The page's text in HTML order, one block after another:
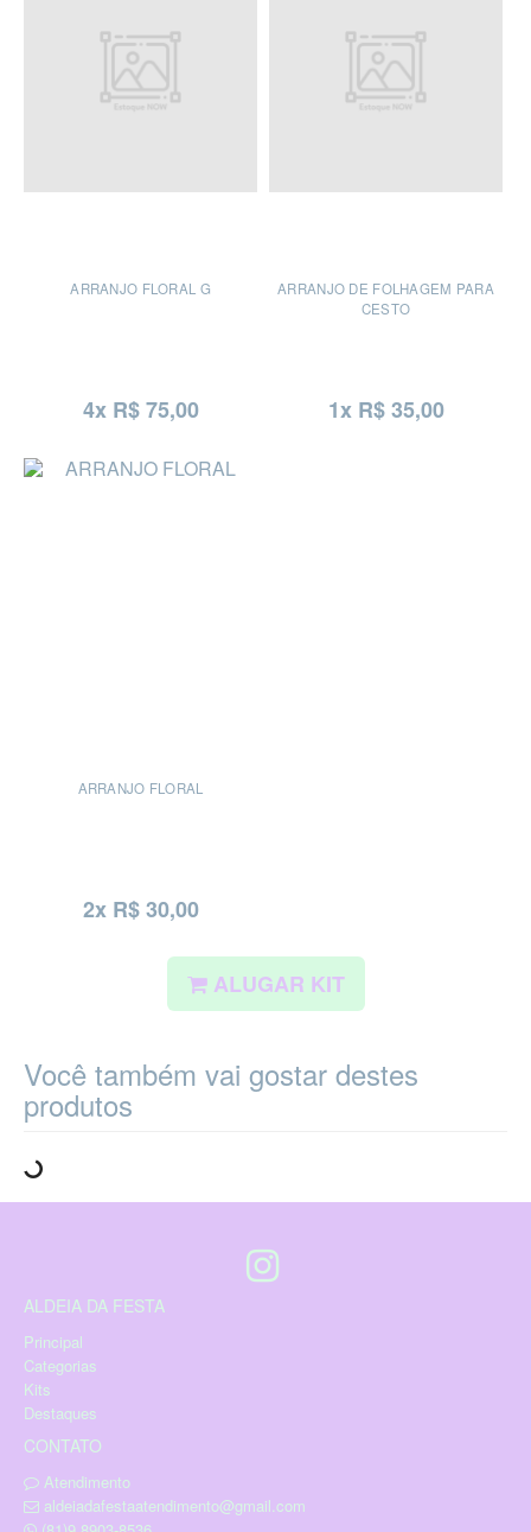
ARRANJO FLORAL G
4x R$ 75,00
ARRANJO DE FOLHAGEM PARA
CESTO
1x R$ 35,00
ARRANJO FLORAL
2x R$ 30,00
ALUGAR KIT
Você também vai gostar destes
produtos
ALDEIA DA FESTA
Principal
Categorias
Kits
Destaques
CONTATO
Atendimento
aldeiadafestaatendimento@gmail.com